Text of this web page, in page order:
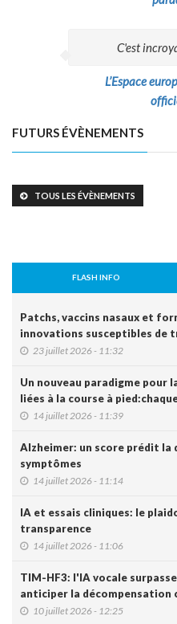
C'est
L’Espace
FUTURS ÉVÈNEMENTS
TOUS LES ÉVÈNEMENTS
FLASH INFO
Patchs, vaccins nasaux et
innovations susceptibles de
23 juillet 2026 - 11:32
Un nouveau paradigme pour
liées à la course à
14 juillet 2026 - 11:39
Alzheimer: un score prédit la
symptômes
14 juillet 2026 - 11:14
IA et essais cliniques: le
transparence
14 juillet 2026 - 11:06
TIM-HF3: l'IA vocale
anticiper la décompensation
10 juillet 2026 - 12:25